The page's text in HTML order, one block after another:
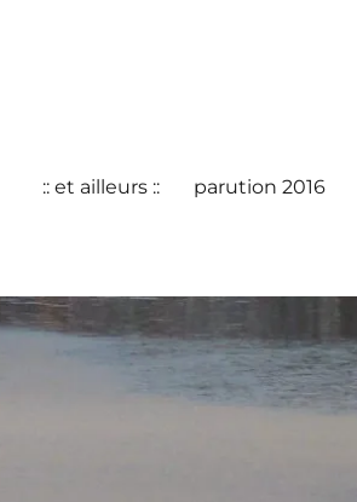
:: et ailleurs :: parution 2016